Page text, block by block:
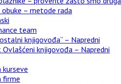
– metode rada
team
knjigovođa“ – Napredni
knjigovođa – Napredni
kurseve
firme